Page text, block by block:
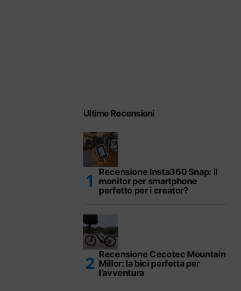
Ultime Recensioni
Recensione Insta360 Snap: il
monitor per smartphone
perfetto per i creator?
Recensione Cecotec Mountain
Millor: la bici perfetta per
l’avventura